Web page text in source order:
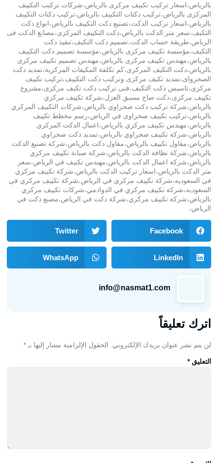
بالرياض،اسعار تركيب تكييف مركزى بالرياض،شركات تركيب التكييف
المركزى بالرياض،تركيب دكتات التكييف بالرياض،تركيب دكتات التكييف
بالرياض،اسعار تركيب الدكت،تصنيع دكت التكييف بالرياض،انواع دكت
التكيف،سعر متر الدكت بالرياض،دكت التكييف المركزى،مصانع الدكت فى
الرياض،طريقة حساب الدكت،تصميم دكت التكيف،تنفيذ دكت
التكيف،مؤسسة تكييف مركزى بالرياض،مؤسسة تصميم دكت التكييف
بالرياض،مهندس تكييف مركزى بالرياض،مهندس تصميم تكييف مركزى
بالرياض،دكت التكيف المركزى،كم تكلفة المكيفات المركزية،تمديد دكت
الصحرواى،تمديد تكيف مركزى وتركيب دكت التكييف،تركيب تكييف
مركزى،تاسيس دكت التكيف،فنى تركيب دكت تكيف مركزى،مشروع
تكييف مركزى،دكت صاج مسبق العزل،شركة تكييف مركزي
بالرياض،شركة تركيب دكت صحراوي بالرياض،شركات التكييف المركزي
بالرياض،تركيب تكييف صحراوى في الرياض،رسم مخطط تكييف
بالرياض،مهندس تكييف مركزي بالرياض،اعمال الدكت المركزي
بالرياض،شركة تكييف صحراوي بالرياض،تمديد دكت صحراوي
بالرياض،مقاول تكييف بالرياض،مقاول دكت بالرياض،شركة تصنيع الدكت
بالرياض،شركة نظافة الدكت بالرياض،شركة صيانة تكييف مركزي
بالرياض،شركة اعمال الدكت بالرياض،مهندس تكييف في الرياض،سعر
متر الدكت بالرياض،اسعار تركيب الدكت بالرياض،شركة تكييف مركزي
في السعوديه،شركة تكييف مركزي في الرياض،شركة تكييف مركزي في
السعوديه،شركة تكييف مركزي في الدوادمي،شركات تكييف مركزي
بالرياض،شركة تكييف مركزي،شركة دكت في الرياض،مصنع دكت في
الرياض،
Facebook
Twitter
LinkedIn
WhatsApp
info@nasmat1.com
اترك تعليقاً
لن يتم نشر عنوان بريدك الإلكتروني. الحقول الإلزامية مشار إليها بـ *
التعليق*